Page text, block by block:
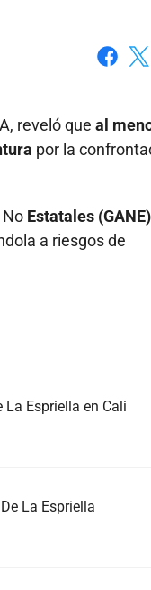
reveló que al
por la
Estatales (GANE)
a riesgos de
Espriella en Cali
La Espriella